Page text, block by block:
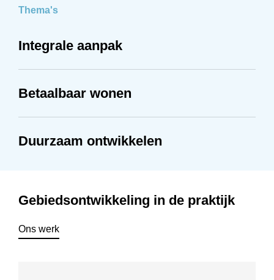
Thema's
Integrale aanpak
Betaalbaar wonen
Duurzaam ontwikkelen
Gebiedsontwikkeling in de praktijk
Ons werk